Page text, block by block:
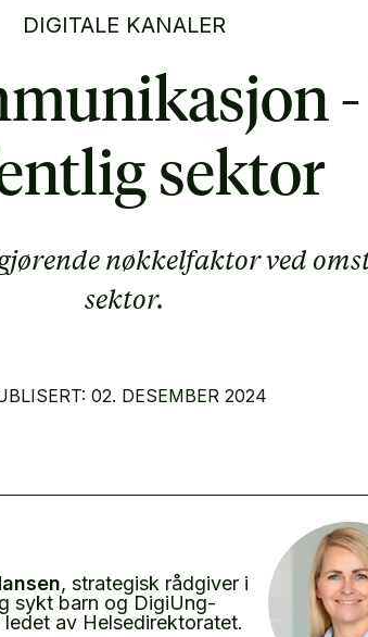
DIGITALE KANALER
sektor
nøkkelfaktor ved
sektor.
02. DESEMBER 2024
, strategisk rådgiver i
sykt barn og DigiUng-
av Helsedirektoratet.